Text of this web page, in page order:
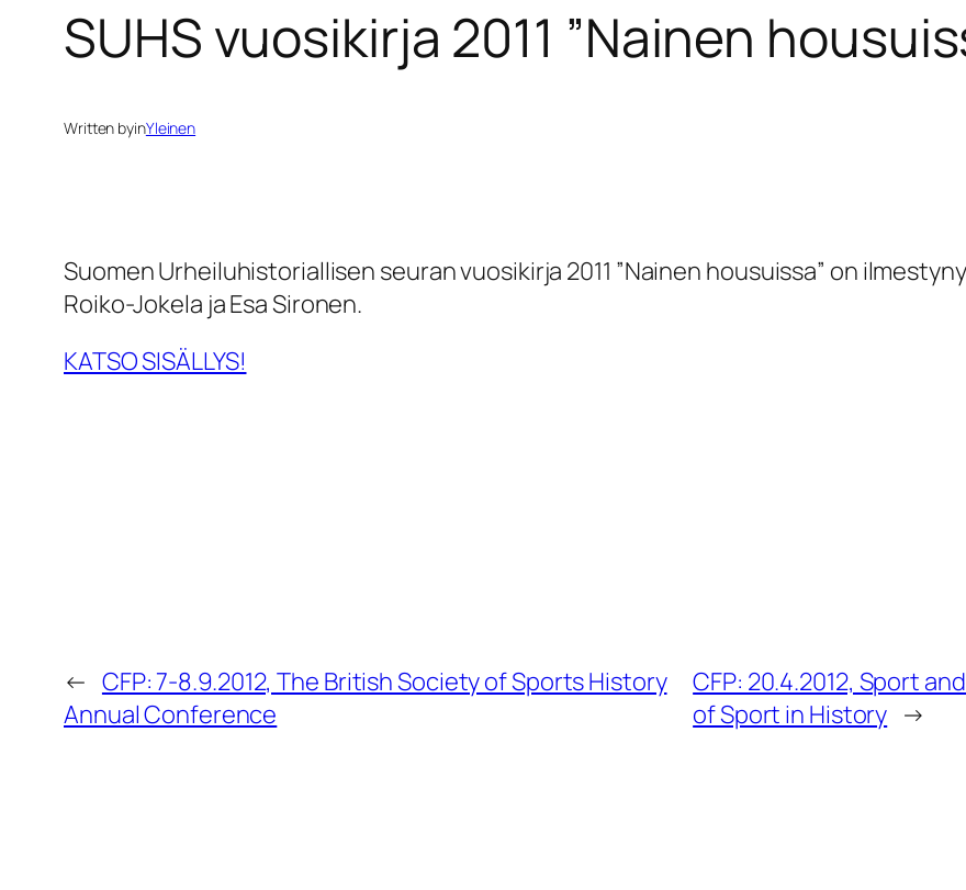
SUHS vuosikirja 2011 ”Nainen
Written byinYleinen
Suomen Urheiluhistoriallisen seuran vuosikirja 2011 ”Nainen housuissa” on
Roiko-Jokela ja Esa Sironen.
KATSO SISÄLLYS!
← CFP: 7-8.9.2012, The British Society of Sports History
Annual Conference
CFP: 20.4.2012, Sport
of Sport in History →